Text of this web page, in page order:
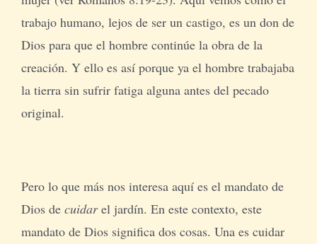
trabajo humano, lejos de ser un castigo, es un don de
Dios para que el hombre continúe la obra de la
creación. Y ello es así porque ya el hombre trabajaba
la tierra sin sufrir fatiga alguna antes del pecado
original.
Pero lo que más nos interesa aquí es el mandato de
Dios de cuidarel jardín. En este contexto, este
mandato de Dios significa dos cosas. Una es cuidar